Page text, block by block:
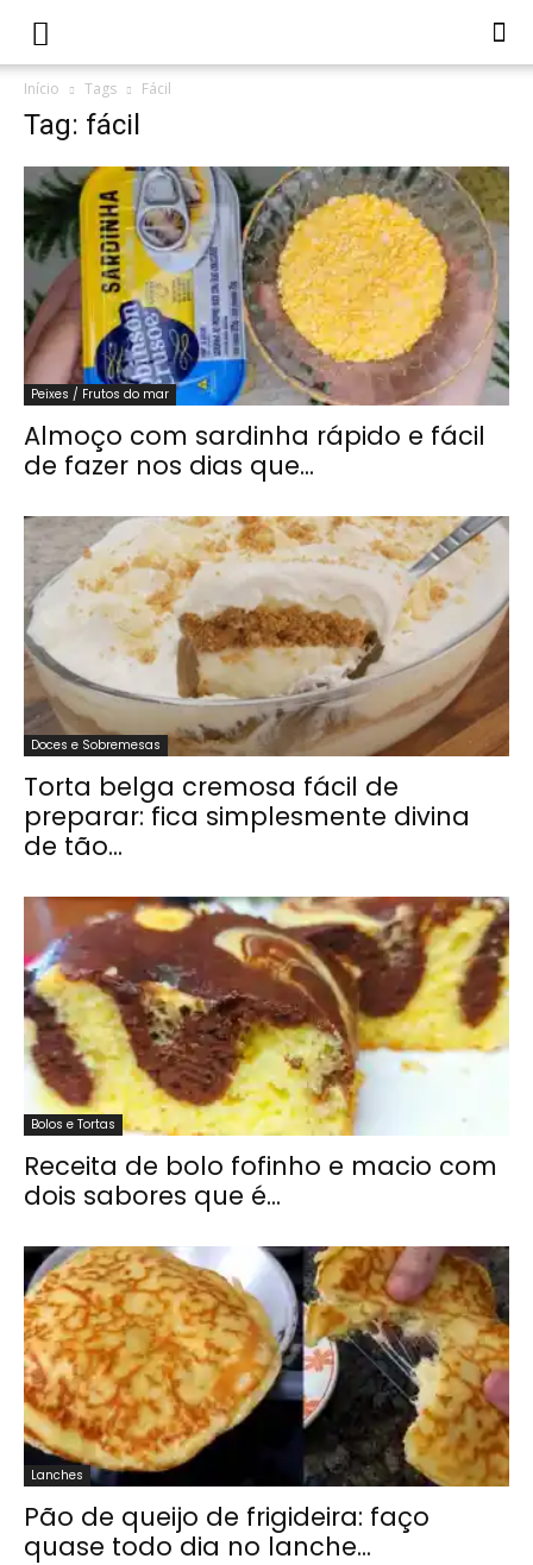
Início Tags Fácil
Tag: fácil
Peixes / Frutos do mar
Almoço com sardinha rápido e fácil
de fazer nos dias que...
Doces e Sobremesas
Torta belga cremosa fácil de
preparar: fica simplesmente divina
de tão...
Bolos e Tortas
Receita de bolo fofinho e macio com
dois sabores que é...
Lanches
Pão de queijo de frigideira: faço
quase todo dia no lanche...